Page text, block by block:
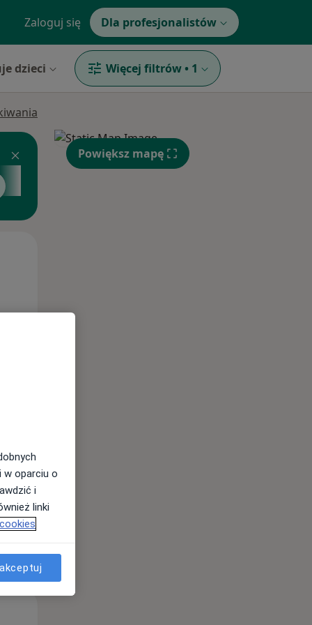
Zaloguj się Dla profesjonalistów
dzieci Więcej filtrów • 1
Powiększ mapę
w oparciu o
i
linki